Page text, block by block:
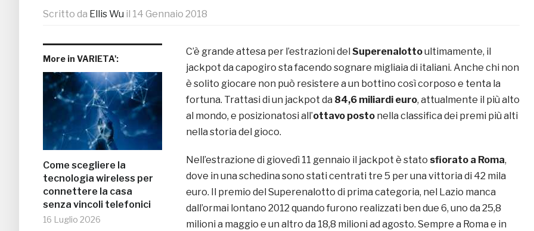
Scritto da Ellis Wu il 14 Gennaio 2018
More in VARIETA':
Come scegliere la
tecnologia wireless per
connettere la casa
senza vincoli telefonici
16 Luglio 2026
C’è grande attesa per l’estrazioni del Superenalottoultimamente, il
jackpot da capogiro sta facendo sognare migliaia di italiani. Anche chi non
è solito giocare non può resistere a un bottino così corposo e tenta la
fortuna. Trattasi di un jackpot da 84,6 miliardi euro, attualmente il più alto
al mondo, e posizionatosi all’ottavo posto nella classifica dei premi più alti
nella storia del gioco.
Nell’estrazione di giovedì 11 gennaio il jackpot è stato sfiorato a Roma,
dove in una schedina sono stati centrati tre 5 per una vittoria di 42 mila
euro. Il premio del Superenalotto di prima categoria, nel Lazio manca
dall’ormai lontano 2012 quando furono realizzati ben due 6, uno da 25,8
milioni a maggio e un altro da 18,8 milioni ad agosto. Sempre a Roma e in